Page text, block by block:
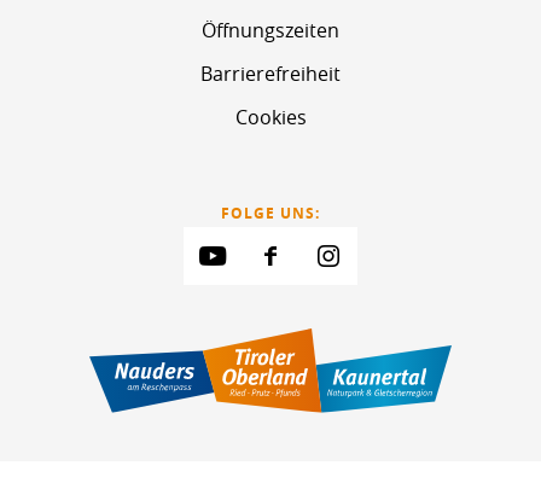
Öffnungszeiten
Barrierefreiheit
Cookies
FOLGE UNS: